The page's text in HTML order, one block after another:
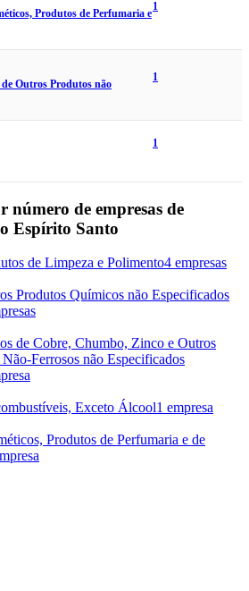
Produtos de Perfumaria e
1
Outros Produtos não
1
1
número de empresas de
Espírito Santo
de Limpeza e Polimento4 empresas
Produtos Químicos não Especificados
de Cobre, Chumbo, Zinco e Outros
Ferrosos não Especificados
Exceto Álcool1 empresa
Produtos de Perfumaria e de